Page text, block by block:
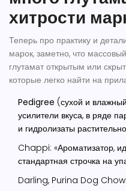
хитрости
Теперь про практику и
марок, заметно, что
глутамат открытым или
которые легко найти на
Pedigree (сухой и
усилители вкуса, в ряде
и гидролизаты
Chappi: «Ароматизатор,
стандартная строчка на
Darling, Purina Dog Chow: